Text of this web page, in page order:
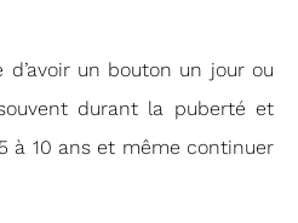
un bouton un jour ou
souvent durant la puberté et
à 10 ans et même continuer